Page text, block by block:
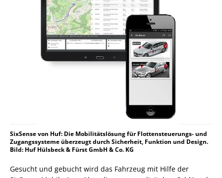
SixSense von Huf: Die Mobilitätslösung für Flottensteuerungs- und
Zugangssysteme überzeugt durch Sicherheit, Funktion und Design.
Bild: Huf Hülsbeck & Fürst GmbH & Co. KG
Gesucht und gebucht wird das Fahrzeug mit Hilfe der